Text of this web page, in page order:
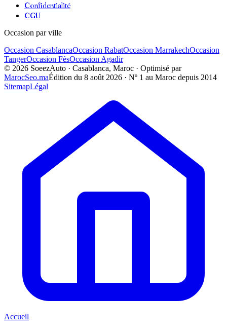
Confidentialité
CGU
Occasion par ville
Occasion CasablancaOccasion RabatOccasion MarrakechOccasion
TangerOccasion FèsOccasion Agadir
© 2026 SoeezAuto · Casablanca, Maroc · Optimisé par
MarocSeo.maÉdition du 8 août 2026 · Nº 1 au Maroc depuis 2014
SitemapLégal
Accueil